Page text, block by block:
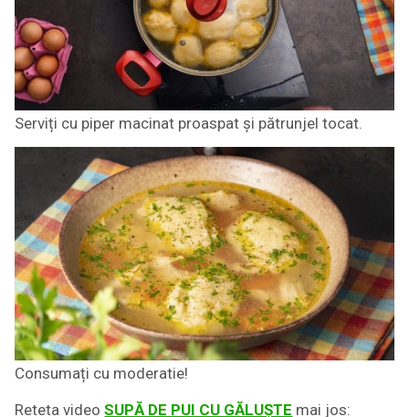
Serviți cu piper macinat proaspat și pătrunjel tocat.
Consumați cu moderatie!
Reteta videoSUPĂ DE PUI CU GĂLUȘTE mai jos: